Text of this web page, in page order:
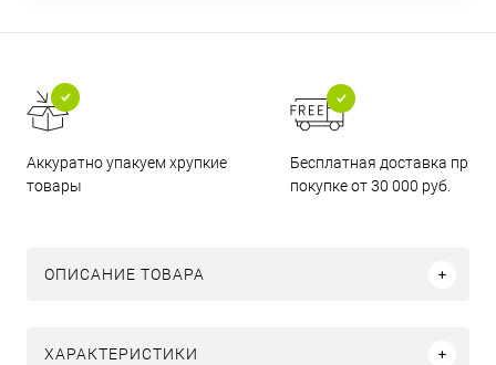
Аккуратно упакуем хрупкие
товары
Бесплатная доставка при
покупке от 30 000 руб.
ОПИСАНИЕ ТОВАРА
ХАРАКТЕРИСТИКИ